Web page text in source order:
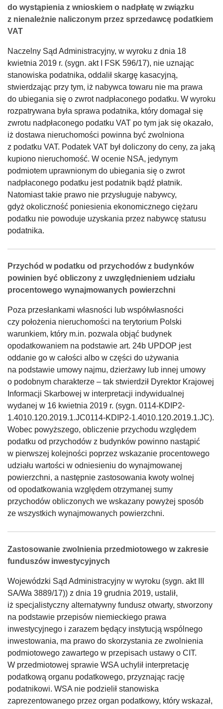
do wystąpienia z wnioskiem o nadpłatę w związku
z nienależnie naliczonym przez sprzedawcę podatkiem
VAT
Naczelny Sąd Administracyjny, w wyroku z dnia 18
kwietnia 2019 r. (sygn. akt I FSK 596/17), nie uznając
stanowiska podatnika, oddalił skargę kasacyjną,
stwierdzając przy tym, iż nabywca towaru nie ma prawa
do ubiegania się o zwrot nadpłaconego podatku. W wyroku
rozpatrywana była sprawa podatnika, który domagał się
zwrotu nadpłaconego podatku VAT po tym jak się okazało,
iż dostawa nieruchomości powinna być zwolniona
z podatku VAT. Podatek VAT był doliczony do ceny, za jaką
kupiono nieruchomość. W ocenie NSA, jedynym
podmiotem uprawnionym do ubiegania się o zwrot
nadpłaconego podatku jest podatnik bądź płatnik.
Natomiast takie prawo nie przysługuje nabywcy,
gdyż okoliczność poniesienia ekonomicznego ciężaru
podatku nie powoduje uzyskania przez nabywcę statusu
podatnika.
Przychód w podatku od przychodów z budynków
powinien być obliczony z uwzględnieniem udziału
procentowego wynajmowanych powierzchni
Poza przesłankami własności lub współwłasności
czy położenia nieruchomości na terytorium Polski
warunkiem, który m.in. pozwala objąć budynek
opodatkowaniem na podstawie art. 24b UPDOP jest
oddanie go w całości albo w części do używania
na podstawie umowy najmu, dzierżawy lub innej umowy
o podobnym charakterze – tak stwierdził Dyrektor Krajowej
Informacji Skarbowej w interpretacji indywidualnej
wydanej w 16 kwietnia 2019 r. (sygn. 0114-KDIP2-
1.4010.120.2019.1.JC0114-KDIP2-1.4010.120.2019.1.JC).
Wobec powyższego, obliczenie przychodu względem
podatku od przychodów z budynków powinno nastąpić
w pierwszej kolejności poprzez wskazanie procentowego
udziału wartości w odniesieniu do wynajmowanej
powierzchni, a następnie zastosowania kwoty wolnej
od opodatkowania względem otrzymanej sumy
przychodów obliczonych we wskazany powyżej sposób
ze wszystkich wynajmowanych powierzchni.
Zastosowanie zwolnienia przedmiotowego w zakresie
funduszów inwestycyjnych
Wojewódzki Sąd Administracyjny w wyroku (sygn. akt III
SA/Wa 3889/17)) z dnia 19 grudnia 2019, ustalił,
iż specjalistyczny alternatywny fundusz otwarty, stworzony
na podstawie przepisów niemieckiego prawa
inwestycyjnego i zarazem będący instytucją wspólnego
inwestowania, ma prawo do skorzystania ze zwolnienia
podmiotowego zawartego w przepisach ustawy o CIT.
W przedmiotowej sprawie WSA uchylił interpretację
podatkową organu podatkowego, przyznając rację
podatnikowi. WSA nie podzielił stanowiska
zaprezentowanego przez organ podatkowy, który wskazał,